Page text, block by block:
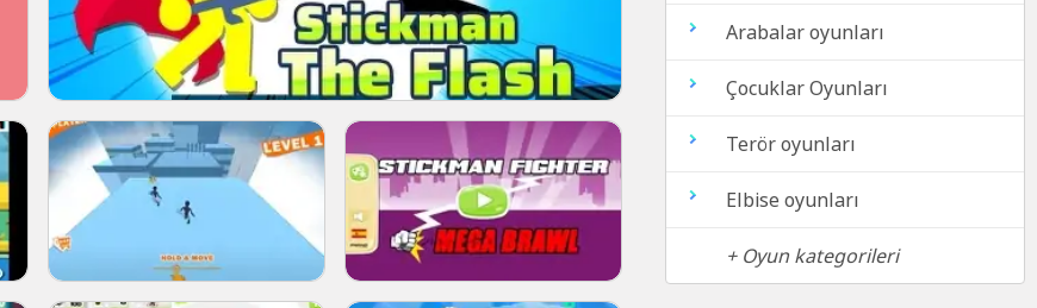
Arabalar oyunları
Çocuklar Oyunları
Terör oyunları
Elbise oyunları
+ Oyun kategorileri